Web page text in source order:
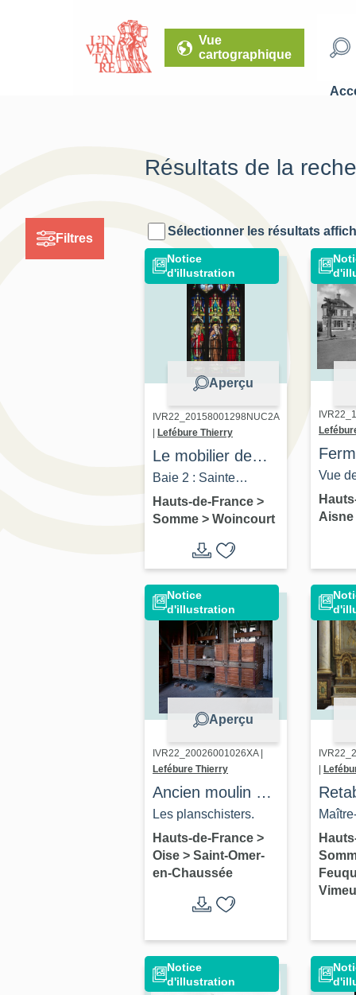
Vue
cartographique
Filtres
Résultats de la
Sélectionner les résultats
Notice
d'illustration
Aperçu
IVR22_20158001298NUC2A
Lefébure Thierry
Le mobilier de
l'église paroissiale
Saint-Martin de
Woincourt
Baie 2 : Sainte
Rosalie, Sainte
Thérèse, Immaculée
Conception - Saint
Nicolas, Saint
Antoine, Saint
Charles Borromée.
Hauts-de-France >
Somme > Woincourt
Vue
ouest.
Aisne
Notice
d'illustration
Aperçu
IVR22_20026001026XA |
Lefébure Thierry
Ancien moulin à
blé puis
minoterie, dite
Moulin des
Forges
Les planschisters.
Hauts-de-France >
Oise > Saint-Omer-
en-Chaussée
Vimeu
Notice
d'illustration